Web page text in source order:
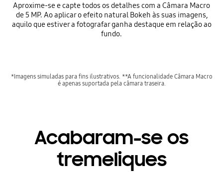
Aproxime-se e capte todos os detalhes com a Câmara Macro
de 5 MP. Ao aplicar o efeito natural Bokeh às suas imagens,
aquilo que estiver a fotografar ganha destaque em relação ao
fundo.
*Imagens simuladas para fins ilustrativos. **A funcionalidade Câmara Macro
é apenas suportada pela câmara traseira.
Acabaram-se os
tremeliques